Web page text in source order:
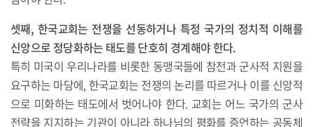
셋째, 한국교회는 전쟁을 선동하거나 특정 국가의 정치적 이해를
신앙으로 정당화하는 태도를 단호히 경계해야 한다.
특히 미국이 우리나라를 비롯한 동맹국들에 참전과 군사적 지원을
요구하는 마당에, 한국교회는 전쟁의 논리를 따르거나 이를 신앙적
으로 미화하는 태도에서 벗어나야 한다. 교회는 어느 국가의 군사
전략을 지지하는 기관이 아니라 하나님의 평화를 증언하는 공동체